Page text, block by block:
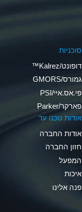
סוכניות
דופונט/Kalrez™
גמורס/GMORS
פי.אס.איי/PSI
פארקר/Parker
אודות טכנו עד
אודות החברה
חזון החברה
המפעל
איכות
פנה אלינו